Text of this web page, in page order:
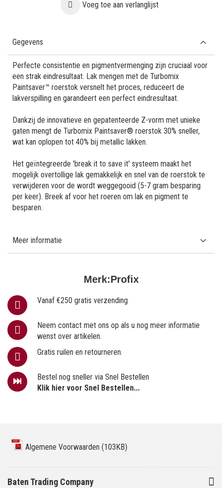
Voeg toe aan verlanglijst
Merk:Profix
Vanaf €250 gratis verzending
Neem contact met ons op als u nog meer informatie
wenst over artikelen.
Gratis ruilen en retourneren.
Bestel nog sneller via Snel Bestellen
Klik hier voor Snel Bestellen...
Gegevens
Perfecte consistentie en pigmentvermenging zijn cruciaal voor
een strak eindresultaat. Lak mengen met de Turbomix
Paintsaver™ roerstok versnelt het proces, reduceert de
lakverspilling en garandeert een perfect eindresultaat.
Dankzij de innovatieve en gepatenteerde Z-vorm met unieke
gaten mengt de Turbomix Paintsaver® roerstok 30% sneller,
wat kan oplopen tot 40% bij metallic lakken.
Het geïntegreerde 'break it to save it' systeem maakt het
mogelijk overtollige lak gemakkelijk en snel van de roerstok te
verwijderen voor de wordt weggegooid (5-7 gram besparing
per keer). Breek af voor het roeren om lak en pigment te
besparen.
Meer informatie
Algemene Voorwaarden (103KB)
Baten Trading Company